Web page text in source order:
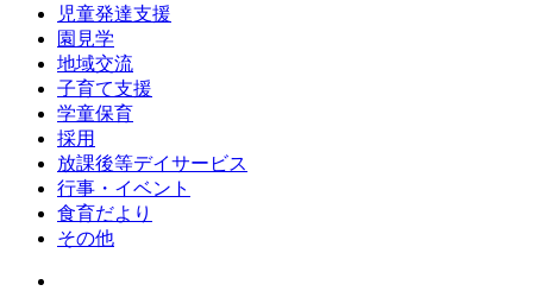
児童発達支援
園見学
地域交流
子育て支援
学童保育
採用
放課後等デイサービス
行事・イベント
食育だより
その他